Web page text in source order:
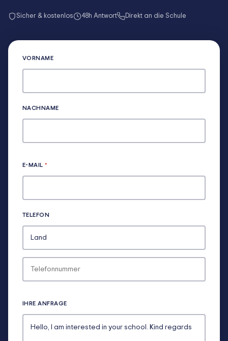
Sicher & kostenlos 48h Antwort Direkt an die Schule
VORNAME
NACHNAME
E-MAIL*
TELEFON
IHRE ANFRAGE